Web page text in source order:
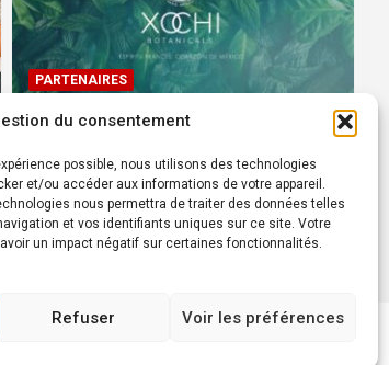
du consentement
possible, nous utilisons des technologies
et/ou accéder aux informations de votre appareil.
nous permettra de traiter des données telles
et vos identifiants uniques sur ce site. Votre
un impact négatif sur certaines fonctionnalités.
Refuser Voir les préférences
PARTENAIRES
Devenez Ambassadeur XOCHI
BOTANICALS – « El espíritu
francés con corazón de
México! »
24 août 2022 Rédacteur